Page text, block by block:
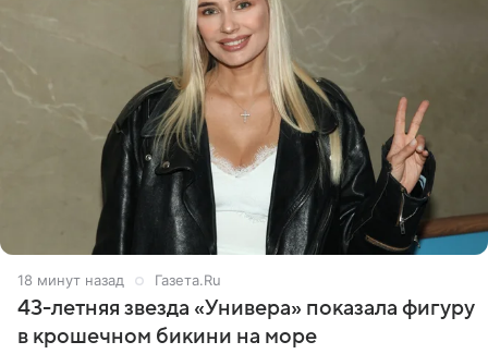
18 минут назад Газета.Ru
43-летняя звезда «Универа» показала фигуру
в крошечном бикини на море